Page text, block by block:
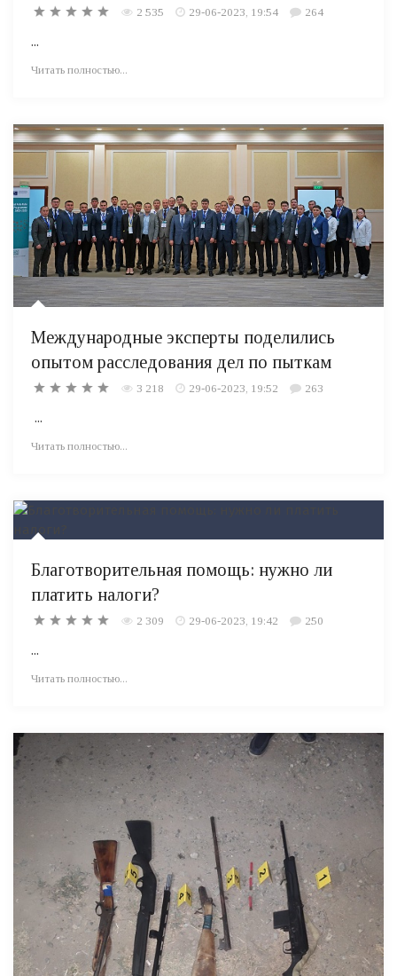
2 535 29-06-2023, 19:54 264
...
Читать полностью...
Международные эксперты поделились
опытом расследования дел по пыткам
3 218 29-06-2023, 19:52 263
...
Читать полностью...
Благотворительная помощь: нужно ли
платить налоги?
2 309 29-06-2023, 19:42 250
...
Читать полностью...